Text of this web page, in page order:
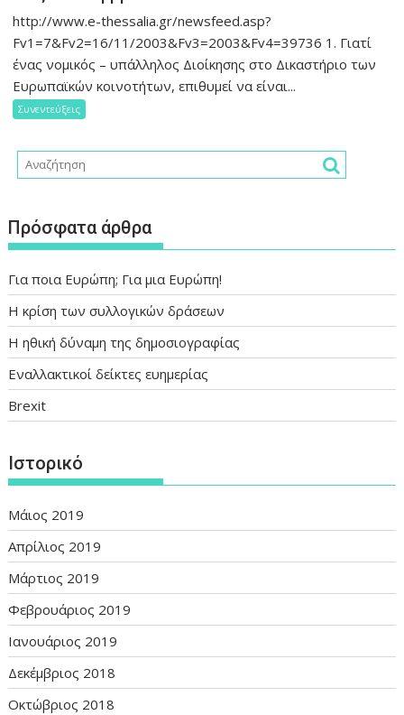
εφημερίδα
Φωκίδη
http://www.e-thessalia.gr/newsfeed.asp?
Fv1=7&Fv2=16/11/2003&Fv3=2003&Fv4=39736 1. Γιατί
ένας νομικός – υπάλληλος Διοίκησης στο Δικαστήριο των
Ευρωπαϊκών κοινοτήτων, επιθυμεί να είναι...
Συνεντεύξεις
Πρόσφατα άρθρα
Για ποια Ευρώπη; Για μια Ευρώπη!
Η κρίση των συλλογικών δράσεων
Η ηθική δύναμη της δημοσιογραφίας
Εναλλακτικοί δείκτες ευημερίας
Brexit
Ιστορικό
Μάιος 2019
Απρίλιος 2019
Μάρτιος 2019
Φεβρουάριος 2019
Ιανουάριος 2019
Δεκέμβριος 2018
Οκτώβριος 2018